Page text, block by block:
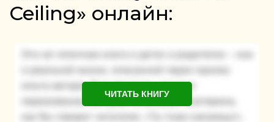
Ceiling» онлайн:
ЧИТАТЬ КНИГУ